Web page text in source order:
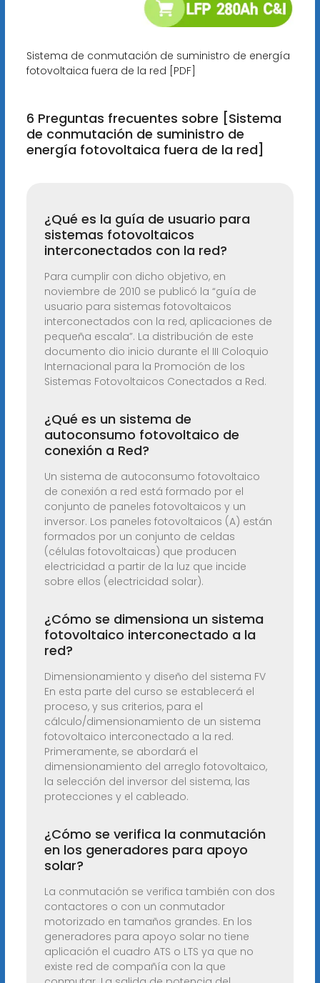
Sistema de conmutación de suministro de energía
fotovoltaica fuera de la red [PDF]
6 Preguntas frecuentes sobre [Sistema
de conmutación de suministro de
energía fotovoltaica fuera de la red]
¿Qué es la guía de usuario para
sistemas fotovoltaicos
interconectados con la red?
Para cumplir con dicho objetivo, en
noviembre de 2010 se publicó la “guía de
usuario para sistemas fotovoltaicos
interconectados con la red, aplicaciones de
pequeña escala”. La distribución de este
documento dio inicio durante el III Coloquio
Internacional para la Promoción de los
Sistemas Fotovoltaicos Conectados a Red.
¿Qué es un sistema de
autoconsumo fotovoltaico de
conexión a Red?
Un sistema de autoconsumo fotovoltaico
de conexión a red está formado por el
conjunto de paneles fotovoltaicos y un
inversor. Los paneles fotovoltaicos (A) están
formados por un conjunto de celdas
(células fotovoltaicas) que producen
electricidad a partir de la luz que incide
sobre ellos (electricidad solar).
¿Cómo se dimensiona un sistema
fotovoltaico interconectado a la
red?
Dimensionamiento y diseño del sistema FV
En esta parte del curso se establecerá el
proceso, y sus criterios, para el
cálculo/dimensionamiento de un sistema
fotovoltaico interconectado a la red.
Primeramente, se abordará el
dimensionamiento del arreglo fotovoltaico,
la selección del inversor del sistema, las
protecciones y el cableado.
¿Cómo se verifica la conmutación
en los generadores para apoyo
solar?
La conmutación se verifica también con dos
contactores o con un conmutador
motorizado en tamaños grandes. En los
generadores para apoyo solar no tiene
aplicación el cuadro ATS o LTS ya que no
existe red de compañía con la que